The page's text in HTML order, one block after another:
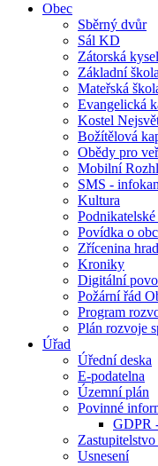
Obec
Sběrný dvůr
Sál KD
Zátorská
Základní škola
Mateřská
Evangelická
Kostel
Božítělová
Obědy pro
Mobilní
SMS -
Kultura
Povídka o
Zřícenina
Kroniky
Digitální
Požární řád
Program
Plán rozvoje
Úřad
Úřední deska
E-podatelna
Územní plán
Povinné
GDPR
Zastupitelstvo
Usnesení